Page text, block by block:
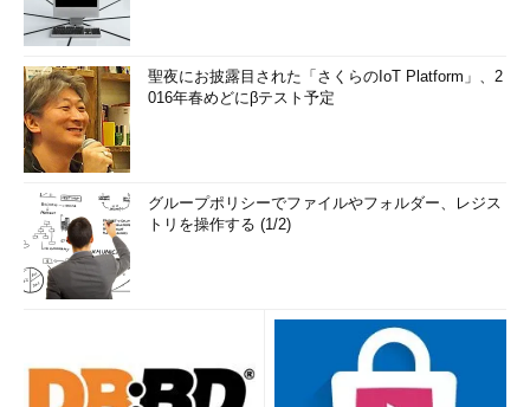
聖夜にお披露目された「さくらのIoT Platform」、2
016年春めどにβテスト予定
グループポリシーでファイルやフォルダー、レジス
トリを操作する (1/2)